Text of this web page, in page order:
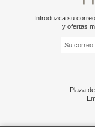
Introduzca su
y ofertas
Plaza